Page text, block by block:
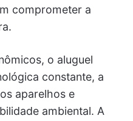
comprometer a
o aluguel
constante, a
aparelhos e
ambiental. A